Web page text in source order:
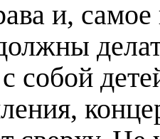
и, самое
собой